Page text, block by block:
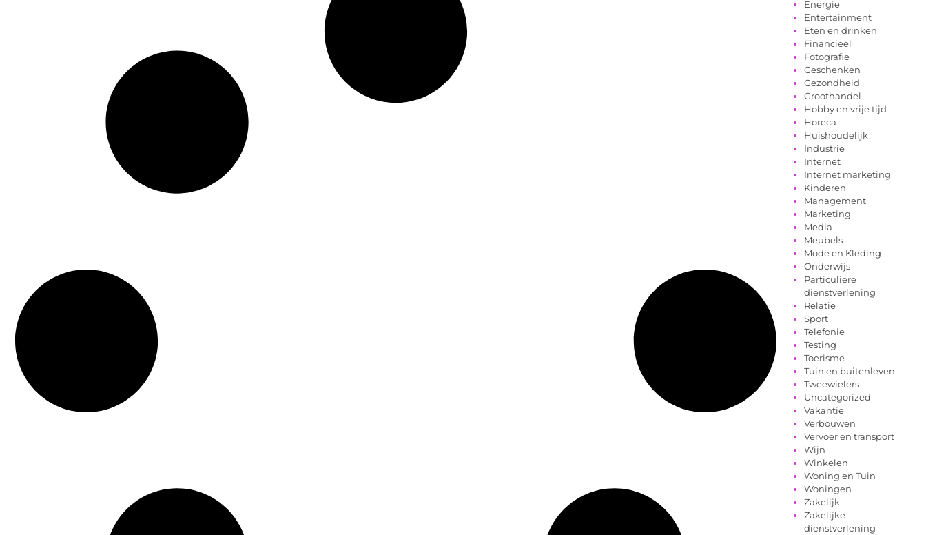
Energie
Entertainment
Eten en drinken
Financieel
Fotografie
Geschenken
Gezondheid
Groothandel
Hobby en vrije tijd
Horeca
Huishoudelijk
Industrie
Internet
Internet marketing
Kinderen
Management
Marketing
Media
Meubels
Mode en Kleding
Onderwijs
Particuliere
dienstverlening
Relatie
Sport
Telefonie
Testing
Toerisme
Tuin en buitenleven
Tweewielers
Uncategorized
Vakantie
Verbouwen
Vervoer en transport
Wijn
Winkelen
Woning en Tuin
Woningen
Zakelijk
Zakelijke
dienstverlening